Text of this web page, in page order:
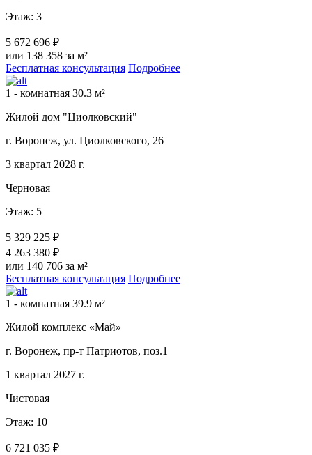
Этаж: 3
5 672 696 ₽
или 138 358 за м²
Бесплатная консультация Подробнее
1 - комнатная 30.3 м²
Жилой дом "Циолковский"
г. Воронеж, ул. Циолковского, 26
3 квартал 2028 г.
Черновая
Этаж: 5
5 329 225 ₽
4 263 380 ₽
или 140 706 за м²
Бесплатная консультация Подробнее
1 - комнатная 39.9 м²
Жилой комплекс «Май»
г. Воронеж, пр-т Патриотов, поз.1
1 квартал 2027 г.
Чистовая
Этаж: 10
6 721 035 ₽